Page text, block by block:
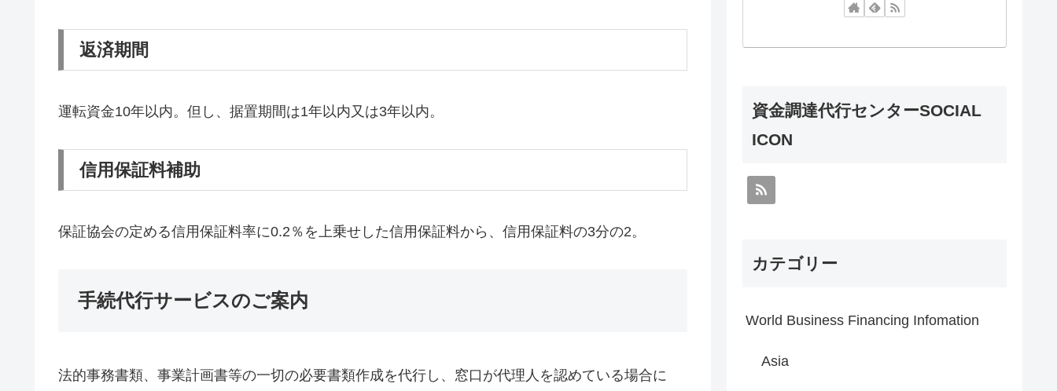
返済期間
運転資金10年以内。但し、据置期間は1年以内又は3年以内。
信用保証料補助
保証協会の定める信用保証料率に0.2％を上乗せした信用保証料から、信用保証料の3分の2。
手続代行サービスのご案内
法的事務書類、事業計画書等の一切の必要書類作成を代行し、窓口が代理人を認めている場合に
資金調達代行センターSOCIAL
ICON
カテゴリー
World Business Financing Infomation
Asia